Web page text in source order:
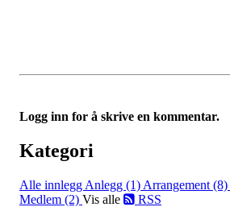
Logg inn for å skrive en kommentar.
Kategori
Alle innlegg Anlegg (1) Arrangement (8)
Medlem (2) Vis alle RSS